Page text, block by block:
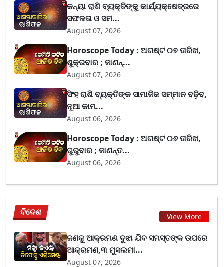
କନ୍ୟା ରାଶି ବ୍ୟକ୍ତିଙ୍କୁ କାର୍ଯ୍ୟକ୍ଷେତ୍ରରେ
ସଫଳତା ଓ ସମ...
August 07, 2026
Horoscope Today : ଅଗଷ୍ଟ ୦୭ ତାରିଖ,
ଶୁକ୍ରବାର ; ଜାଣନ୍...
August 07, 2026
ସିଂହ ରାଶି ବ୍ୟକ୍ତିଙ୍କ ସାମାଜିକ ସମ୍ମାନ ବଢ଼ିବ,
ନୂଆ କାମ...
August 06, 2026
Horoscope Today : ଅଗଷ୍ଟ ୦୬ ତାରିଖ,
ଗୁରୁବାର ; ଜାଣନ୍ତ...
August 06, 2026
ବିଦେଶ View More
ଜଣକୁ ଆକ୍ରମଣ ବୁଝା ଯିବ ସମସ୍ତଙ୍କ ଉପରେ
ଆକ୍ରମଣ,୩ ମୁସଲମା...
August 07, 2026